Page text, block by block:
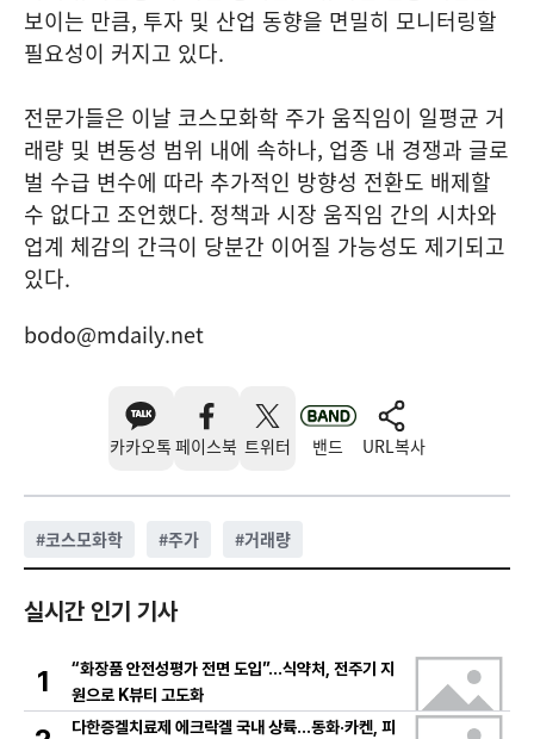
보이는 만큼, 투자 및 산업 동향을 면밀히 모니터링할
필요성이 커지고 있다.
전문가들은 이날 코스모화학 주가 움직임이 일평균 거
래량 및 변동성 범위 내에 속하나, 업종 내 경쟁과 글로
벌 수급 변수에 따라 추가적인 방향성 전환도 배제할
수 없다고 조언했다. 정책과 시장 움직임 간의 시차와
업계 체감의 간극이 당분간 이어질 가능성도 제기되고
있다.
bodo@mdaily.net
카카오톡 페이스북 트위터 밴드 URL복사
#코스모화학 #주가 #거래량
실시간 인기 기사
1
“화장품 안전성평가 전면 도입”…식약처, 전주기 지
원으로 K뷰티 고도화
다한증겔치료제 에크락겔 국내 상륙…동화·카켄, 피